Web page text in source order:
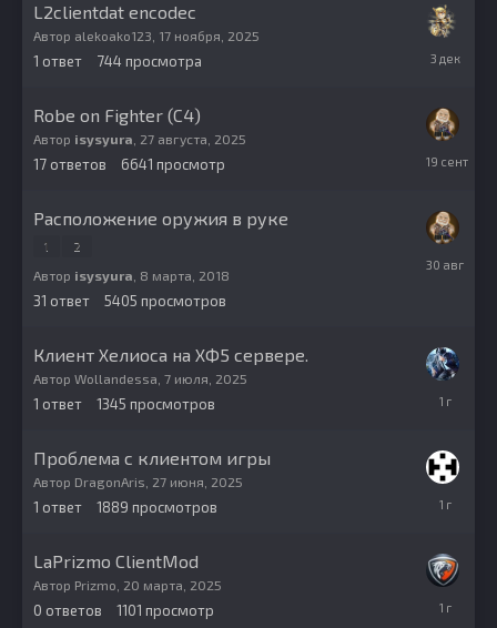
L2clientdat encodec
Автор alekoako123 17 ноября, 2025
1 ответ 744 просмотра
декабря,
Robe on Fighter (C4)
Автор isysyura 27 августа, 2025
17 ответов 6641 просмотр
сентября,
Расположение оружия в руке
1 2
Автор isysyura 8 марта, 2018
31 ответ 5405 просмотров
августа,
Клиент Хелиоса на ХФ5 сервере.
Автор Wollandessa 7 июля, 2025
1 ответ 1345 просмотров
июля,
Проблема с клиентом игры
Автор DragonAris 27 июня, 2025
1 ответ 1889 просмотров
июля,
LaPrizmo ClientMod
Автор Prizmo 20 марта, 2025
0 ответов 1101 просмотр
марта,